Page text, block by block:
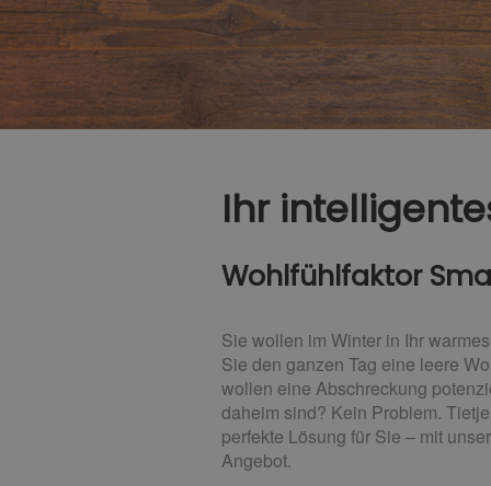
Ihr
Wohlfühlfaktor
Sie wollen im Winter in Ihr
Sie den ganzen Tag eine leere
wollen eine Abschreckung
daheim sind? Kein Problem.
perfekte Lösung für Sie – mit
Angebot.